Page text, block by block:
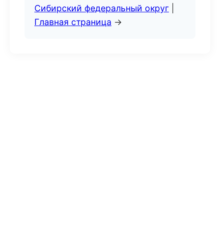
Сибирский федеральный округ
Главная страница →